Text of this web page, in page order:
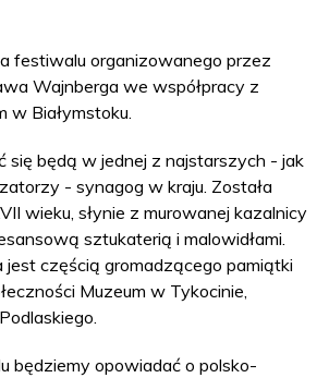
festiwalu organizowanego przez
Wajnberga we współpracy z
w Białymstoku.
się będą w jednej z najstarszych - jak
- synagog w kraju. Została
wieku, słynie z murowanej kazalnicy
sztukaterią i malowidłami.
jest częścią gromadzącego pamiątki
Muzeum w Tykocinie,
będziemy opowiadać o polsko-